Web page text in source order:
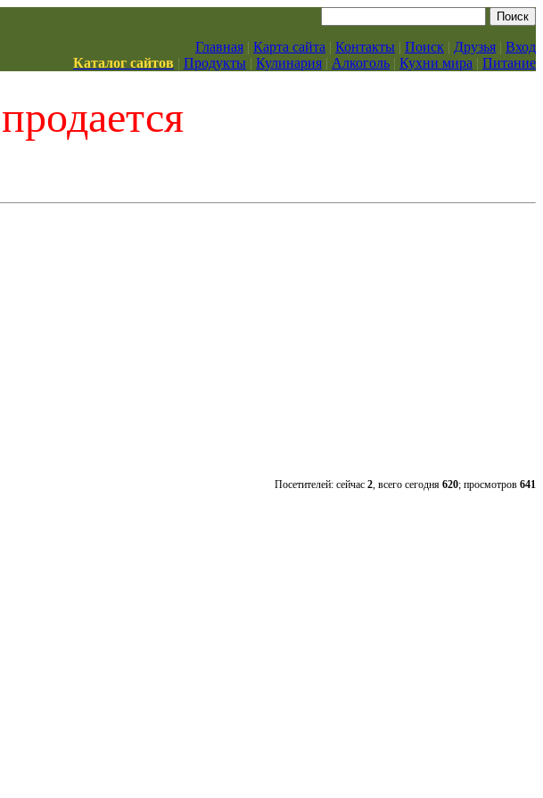
Главная | Карта сайта | Контакты | Поиск | Друзья | Вход
Каталог сайтов | Продукты | Кулинария | Алкоголь | Кухни мира | Питание
Посетителей: сейчас 2, всего сегодня 620; просмотров 641